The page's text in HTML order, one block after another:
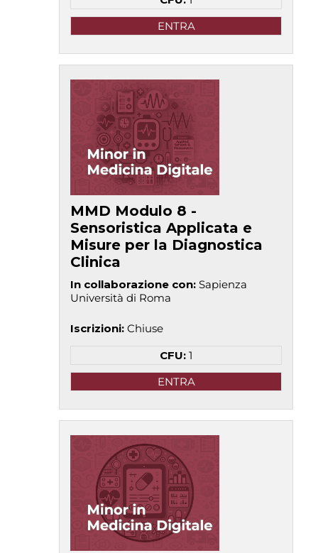
ENTRA
MMD Modulo 8 -
Sensoristica Applicata e
Misure per la Diagnostica
Clinica
In collaborazione con: Sapienza
Università di Roma
Iscrizioni: Chiuse
CFU: 1
ENTRA